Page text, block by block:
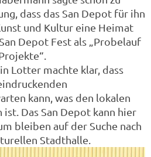
dass das San Depot für ihn
und Kultur eine Heimat
Depot Fest als „Probelauf
Lotter machte klar, dass
kann, was den lokalen
Das San Depot kann hier
bleiben auf der Suche nach
Stadthalle.